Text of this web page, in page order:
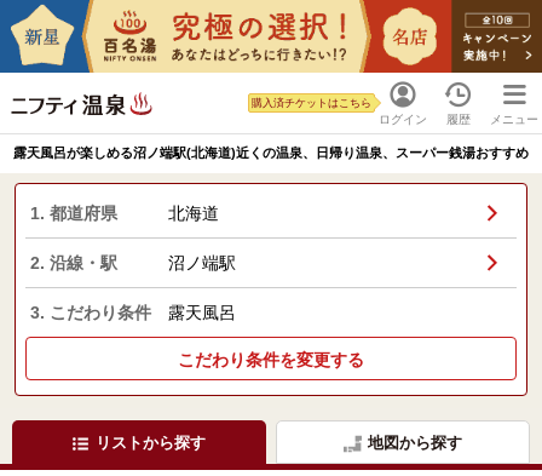
ログイン
購入済チケットはこちら
履歴 メニュー
露天風呂が楽しめる沼ノ端駅(北海道)近くの温泉、日帰り温泉、スーパー銭湯おすすめ
1. 都道府県 北海道
2. 沿線・駅 沼ノ端駅
3. こだわり条件 露天風呂
こだわり条件を変更する
リストから探す 地図から探す